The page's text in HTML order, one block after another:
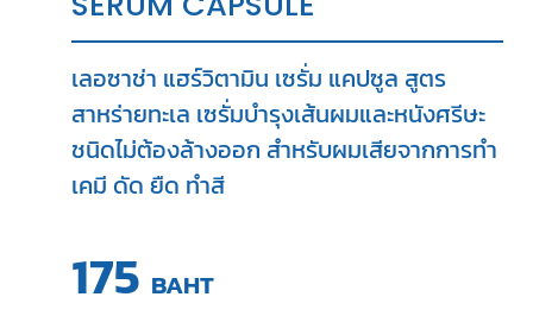
เลอซาช่า แฮร์วิตามิน เซรั่ม แคปซูล สูตร
สาหร่ายทะเล เซรั่มบำรุงเส้นผมและหนังศรีษะ
ชนิดไม่ต้องล้างออก สำหรับผมเสียจากการทำ
เคมี ดัด ยืด ทำสี
175 BAHT